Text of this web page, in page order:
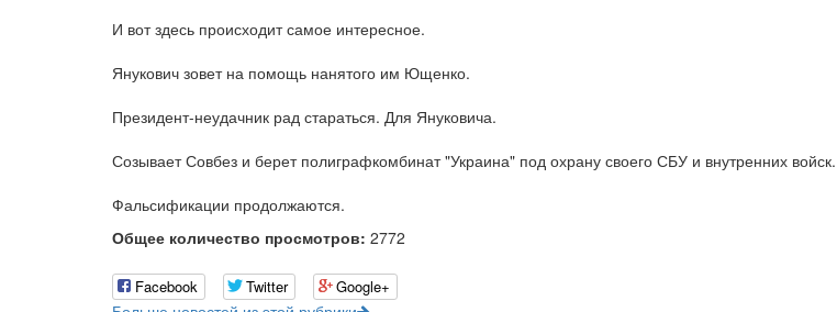
И вот здесь происходит самое интересное.
Янукович зовет на помощь нанятого им Ющенко.
Президент-неудачник рад стараться. Для Януковича.
Созывает Совбез и берет полиграфкомбинат "Украина" под охрану своего СБУ и внутренних войск.
Фальсификации продолжаются.
Общее количество просмотров: 2772
Facebook Twitter Google+